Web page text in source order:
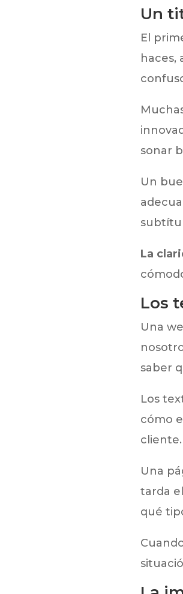
Un
El
haces,
sonar
Un
La
Los
Una
saber
Los
cómo
Una
tarda
qué